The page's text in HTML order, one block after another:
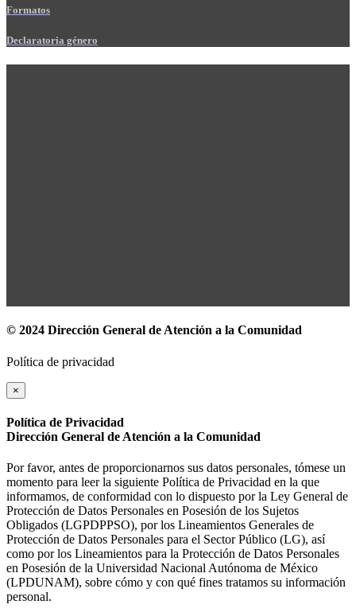
Formatos
Declaratoria género
© 2024 Dirección General de Atención a la Comunidad
Política de privacidad
×
Política de Privacidad
Dirección General de Atención a la Comunidad
Por favor, antes de proporcionarnos sus datos personales, tómese un
momento para leer la siguiente Política de Privacidad en la que
informamos, de conformidad con lo dispuesto por la Ley General de
Protección de Datos Personales en Posesión de los Sujetos
Obligados (LGPDPPSO), por los Lineamientos Generales de
Protección de Datos Personales para el Sector Público (LG), así
como por los Lineamientos para la Protección de Datos Personales
en Posesión de la Universidad Nacional Autónoma de México
(LPDUNAM), sobre cómo y con qué fines tratamos su información
personal.